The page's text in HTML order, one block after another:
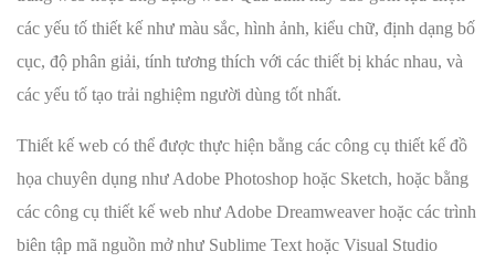
các yếu tố thiết kế như màu sắc, hình ảnh, kiểu chữ, định dạng bố
cục, độ phân giải, tính tương thích với các thiết bị khác nhau, và
các yếu tố tạo trải nghiệm người dùng tốt nhất.
Thiết kế web có thể được thực hiện bằng các công cụ thiết kế đồ
họa chuyên dụng như Adobe Photoshop hoặc Sketch, hoặc bằng
các công cụ thiết kế web như Adobe Dreamweaver hoặc các trình
biên tập mã nguồn mở như Sublime Text hoặc Visual Studio